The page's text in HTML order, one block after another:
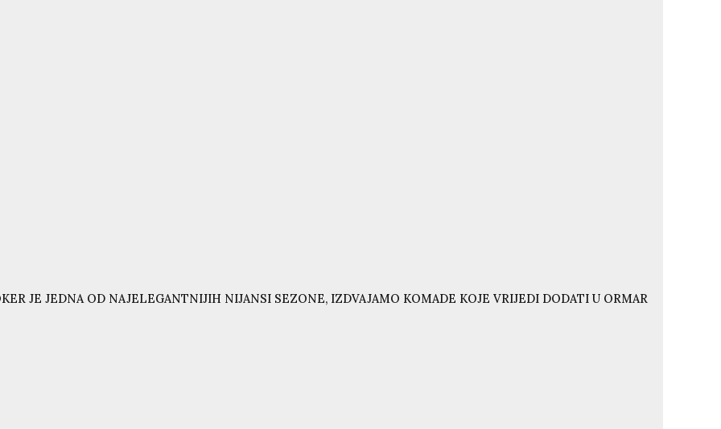
JE JEDNA OD NAJELEGANTNIJIH NIJANSI SEZONE, IZDVAJAMO KOMADE KOJE VRIJEDI DODATI U ORMAR